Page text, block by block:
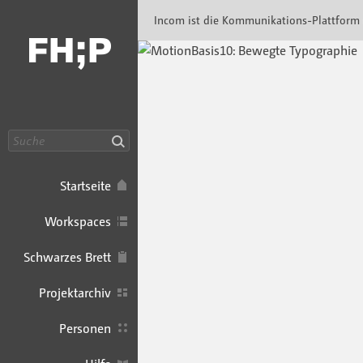
Startseite
Workspaces
Schwarzes Brett
Projektarchiv
Personen
Incom ist die Kommunikations-Plattform